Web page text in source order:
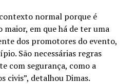
normal porque é
em que há de ter uma
dos promotores do evento,
São necessárias regras
com segurança, como a
civis”, detalhou Dimas.